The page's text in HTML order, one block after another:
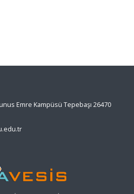
Emre Kampüsü Tepebaşı 26470